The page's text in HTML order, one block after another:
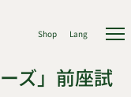
Shop Lang
ズ」前座試